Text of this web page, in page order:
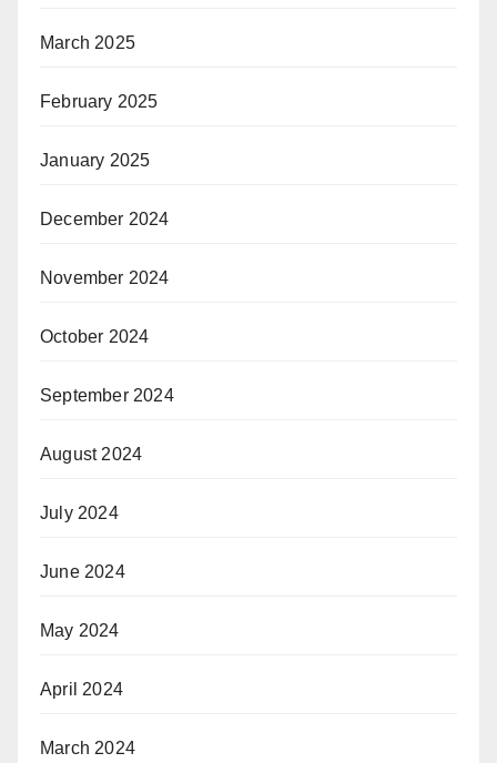
March 2025
February 2025
January 2025
December 2024
November 2024
October 2024
September 2024
August 2024
July 2024
June 2024
May 2024
April 2024
March 2024